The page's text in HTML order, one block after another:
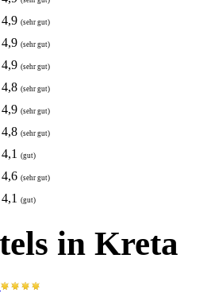
4,9 (sehr gut)
4,9 (sehr gut)
4,9 (sehr gut)
4,8 (sehr gut)
4,9 (sehr gut)
4,8 (sehr gut)
4,1 (gut)
4,6 (sehr gut)
4,1 (gut)
in Kreta